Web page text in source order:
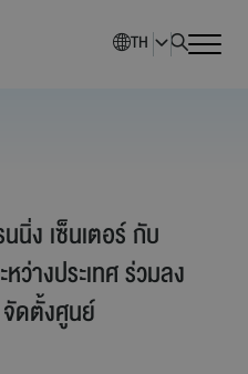
TH
นิ่ง เซ็นเตอร์ กับ
ว่างประเทศ ร่วมลง
ดตั้งศูนย์